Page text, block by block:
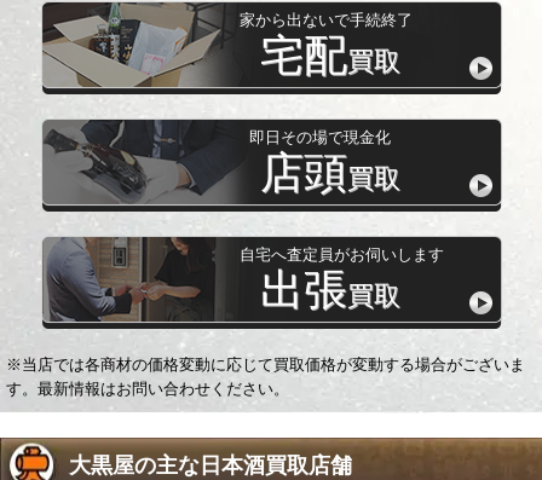
家から出ないで手続終了
宅配買取
即日その場で現金化
店頭買取
自宅へ査定員がお伺いします
出張買取
※当店では各商材の価格変動に応じて買取価格が変動する場合がございま
す。最新情報はお問い合わせください。
大黒屋の主な日本酒買取店舗